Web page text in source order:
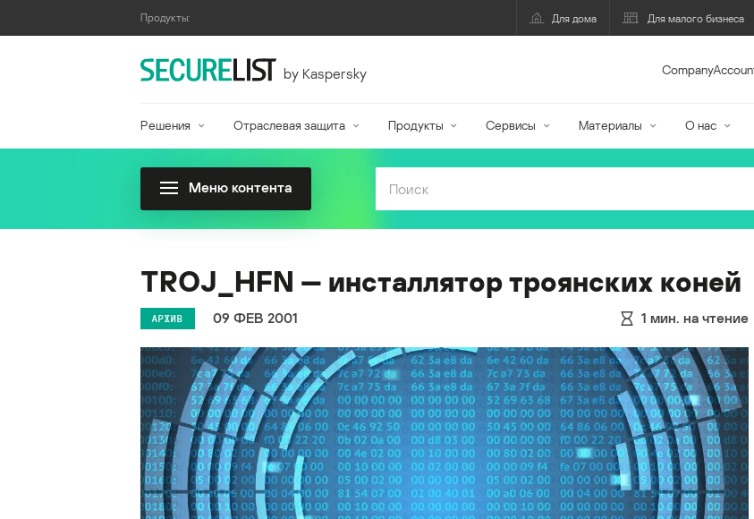
Продукты: Для дома Для малого бизнеса
by Kaspersky
Решения Отраслевая защита Продукты Сервисы Материалы О нас
Меню контента
TROJ_HFN — инсталлятор троянских коней
АРХИВ 09 ФЕВ 2001 1 мин. на чтение